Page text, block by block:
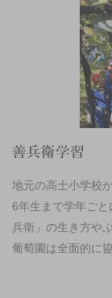
地元の高士小学校
6年生まで学年ご
兵衛」の生き方や
葡萄園は全面的に